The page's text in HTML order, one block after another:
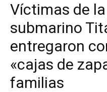
Víctimas de
submarino
entregaron
«cajas de
familias